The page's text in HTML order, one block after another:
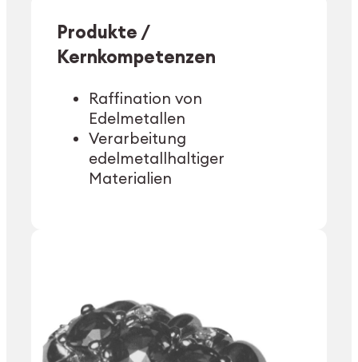
Produkte /
Kernkompetenzen
Raffination von
Edelmetallen
Verarbeitung
edelmetallhaltiger
Materialien